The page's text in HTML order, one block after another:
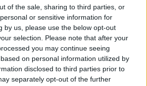
of the sale, sharing to third parties, or
or sensitive information for
by us, please use the below opt-out
selection. Please note that after your
you may continue seeing
on personal information utilized by
disclosed to third parties prior to
separately opt-out of the further
al centrodestra. Cosa che
a fare le liste di Centro,
d’Europa”. “Se il Pd dovesse
21-22% sarebbe comunque il
che quella forza politica ha
conclude e ricorda il